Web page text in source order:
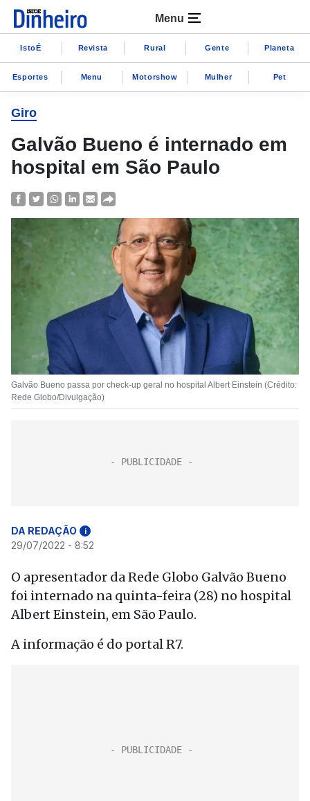
Menu
IstoÉ Revista Rural Gente Planeta
Esportes Menu Motorshow Mulher Pet
Giro
Galvão Bueno é internado em
hospital em São Paulo
Galvão Bueno passa por check-up geral no hospital Albert Einstein (Crédito:
Rede Globo/Divulgação)
DA REDAÇÃO i
29/07/2022 - 8:52
O apresentador da Rede Globo Galvão Bueno
foi internado na quinta-feira (28) no hospital
Albert Einstein, em São Paulo.
A informação é do portal R7.